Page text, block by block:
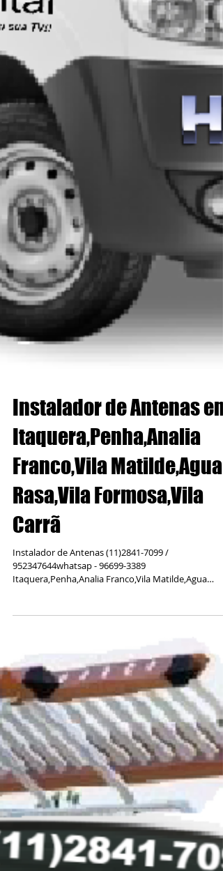
Instalador de Antenas em
Itaquera,Penha,Analia
Franco,Vila Matilde,Agua
Rasa,Vila Formosa,Vila
Carrã
952347644whatsap - 96699-3389
Itaquera,Penha,Analia Franco,Vila Matilde,Agua
Rasa,Vila Formosa,Vila...